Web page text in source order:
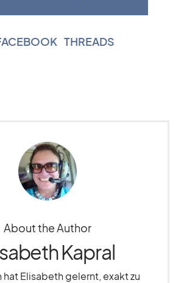
THREADS
About the Author
Kapral
hat Elisabeth gelernt, exakt zu